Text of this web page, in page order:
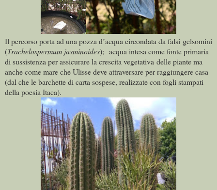
Il percorso porta ad una pozza d’acqua circondata da falsi gelsomini
(Trachelospermum jasminoides); acqua intesa come fonte primaria
di sussistenza per assicurare la crescita vegetativa delle piante ma
anche come mare che Ulisse deve attraversare per raggiungere casa
(dal che le barchette di carta sospese, realizzate con fogli stampati
della poesia Itaca).